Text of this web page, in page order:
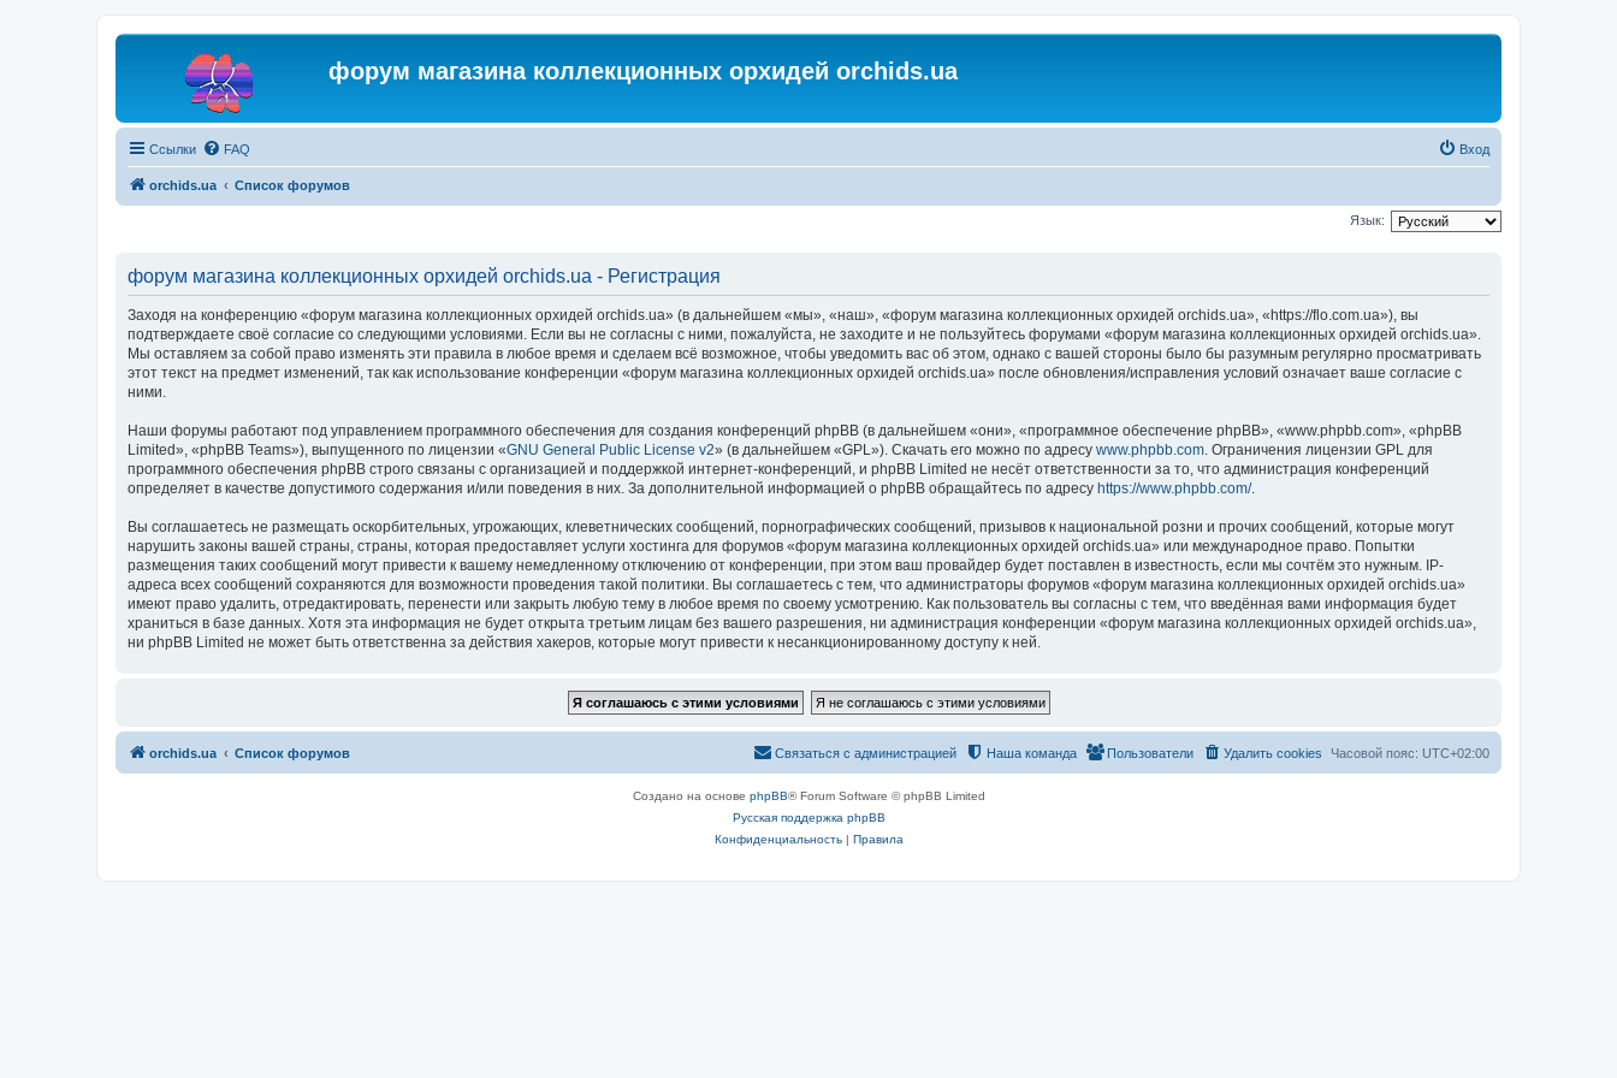
форум магазина коллекционных орхидей orchids.ua
Ссылки FAQ Вход
orchids.ua Список форумов
Язык:
форум магазина коллекционных орхидей orchids.ua - Регистрация
Заходя на конференцию «форум магазина коллекционных орхидей orchids.ua» (в дальнейшем «мы», «наш», «форум магазина коллекционных орхидей orchids.ua», «https://flo.com.ua»), вы
подтверждаете своё согласие со следующими условиями. Если вы не согласны с ними, пожалуйста, не заходите и не пользуйтесь форумами «форум магазина коллекционных орхидей orchids.ua».
Мы оставляем за собой право изменять эти правила в любое время и сделаем всё возможное, чтобы уведомить вас об этом, однако с вашей стороны было бы разумным регулярно просматривать
этот текст на предмет изменений, так как использование конференции «форум магазина коллекционных орхидей orchids.ua» после обновления/исправления условий означает ваше согласие с
ними.
Наши форумы работают под управлением программного обеспечения для создания конференций phpBB (в дальнейшем «они», «программное обеспечение phpBB», «www.phpbb.com», «phpBB
Limited», «phpBB Teams»), выпущенного по лицензии «GNU General Public License v2» (в дальнейшем «GPL»). Скачать его можно по адресу www.phpbb.com . Ограничения лицензии GPL для
программного обеспечения phpBB строго связаны с организацией и поддержкой интернет-конференций, и phpBB Limited не несёт ответственности за то, что администрация конференций
определяет в качестве допустимого содержания и/или поведения в них. За дополнительной информацией о phpBB обращайтесь по адресу https://www.phpbb.com/.
Вы соглашаетесь не размещать оскорбительных, угрожающих, клеветнических сообщений, порнографических сообщений, призывов к национальной розни и прочих сообщений, которые могут
нарушить законы вашей страны, страны, которая предоставляет услуги хостинга для форумов «форум магазина коллекционных орхидей orchids.ua» или международное право. Попытки
размещения таких сообщений могут привести к вашему немедленному отключению от конференции, при этом ваш провайдер будет поставлен в известность, если мы сочтём это нужным. IP-
адреса всех сообщений сохраняются для возможности проведения такой политики. Вы соглашаетесь с тем, что администраторы форумов «форум магазина коллекционных орхидей orchids.ua»
имеют право удалить, отредактировать, перенести или закрыть любую тему в любое время по своему усмотрению. Как пользователь вы согласны с тем, что введённая вами информация будет
храниться в базе данных. Хотя эта информация не будет открыта третьим лицам без вашего разрешения, ни администрация конференции «форум магазина коллекционных орхидей orchids.ua»,
ни phpBB Limited не может быть ответственна за действия хакеров, которые могут привести к несанкционированному доступу к ней.
orchids.ua Список форумов Часовой пояс: UTC+02:00
Удалить cookies
Пользователи
Наша команда
Связаться с администрацией
Создано на основе phpBB® Forum Software © phpBB Limited
Русская поддержка phpBB
Конфиденциальность| Правила